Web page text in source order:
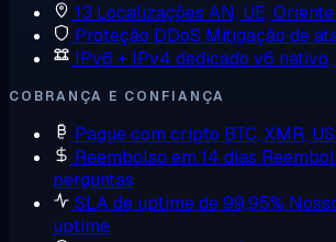
13 Localizações AN, UE,
Proteção DDoS Mitigação de
IPv6 + IPv4 dedicado v6
COBRANÇA E CONFIANÇA
Pague com cripto BTC, XMR,
Reembolso em 14 dias
perguntas
SLA de uptime de 99,95%
uptime